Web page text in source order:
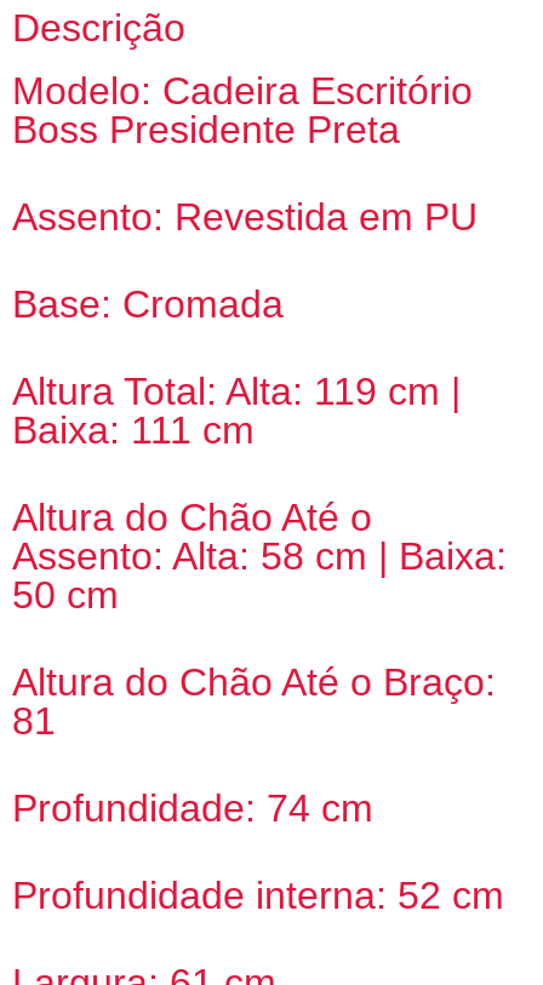
Descrição
Modelo: Cadeira Escritório
Boss Presidente Preta
Assento: Revestida em PU
Base: Cromada
Altura Total: Alta: 119 cm |
Baixa: 111 cm
Altura do Chão Até o
Assento: Alta: 58 cm | Baixa:
50 cm
Altura do Chão Até o Braço:
81
Profundidade: 74 cm
Profundidade interna: 52 cm